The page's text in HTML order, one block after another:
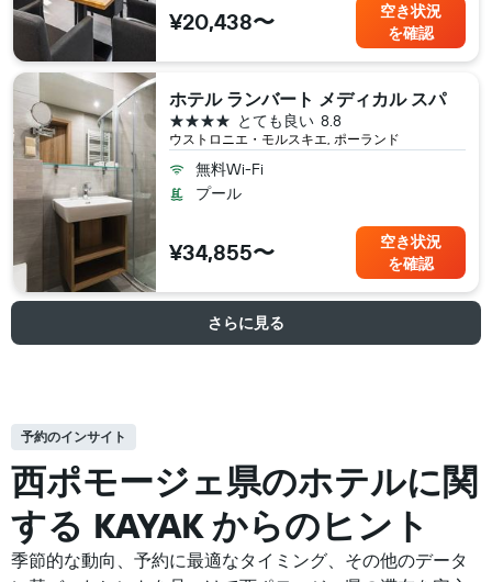
¥20,438〜
空き状況
を確認
ホテル ランバート メディカル スパ
ウストロニエ・モルスキエ, ポーランド
8.8
とても良い
4つ星
無料Wi-Fi
プール
¥34,855〜
空き状況
を確認
さらに見る
予約のインサイト
西ポモージェ県の​ホテルに関
する KAYAK からのヒント
季節的な動向、予約に最適なタイミング、その他のデータ